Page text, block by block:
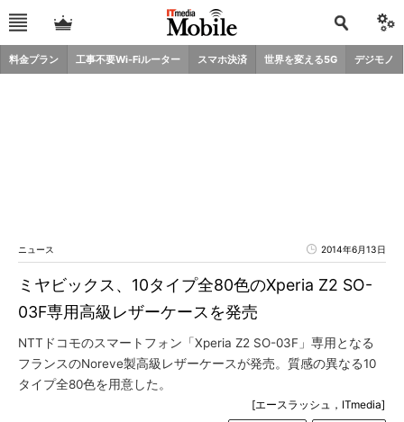
料金プラン 工事不要Wi-Fiルーター スマホ決済 世界を変える5G デジモノ
ニュース 2014年6月13日
ミヤビックス、10タイプ全80色のXperia Z2 SO-
03F専用高級レザーケースを発売
NTTドコモのスマートフォン「Xperia Z2 SO-03F」専用となる
フランスのNoreve製高級レザーケースが発売。質感の異なる10
タイプ全80色を用意した。
[エースラッシュ，ITmedia]